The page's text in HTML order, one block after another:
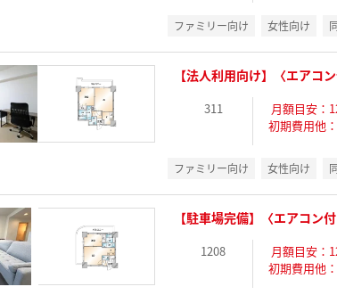
ファミリー向け 女性向け
【法人利用向け】〈エアコ
311
月額目安：
初期費用他
ファミリー向け 女性向け
【駐車場完備】〈エアコン
1208
月額目安：
初期費用他